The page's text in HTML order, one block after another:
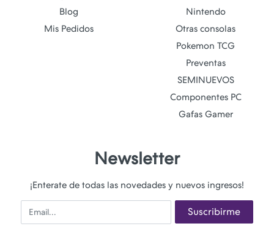
Blog
Mis Pedidos
Nintendo
Otras consolas
Pokemon TCG
Preventas
SEMINUEVOS
Componentes PC
Gafas Gamer
Newsletter
¡Enterate de todas las novedades y nuevos ingresos!
Email Suscribirme